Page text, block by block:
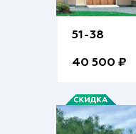
51-38
40 500 ₽